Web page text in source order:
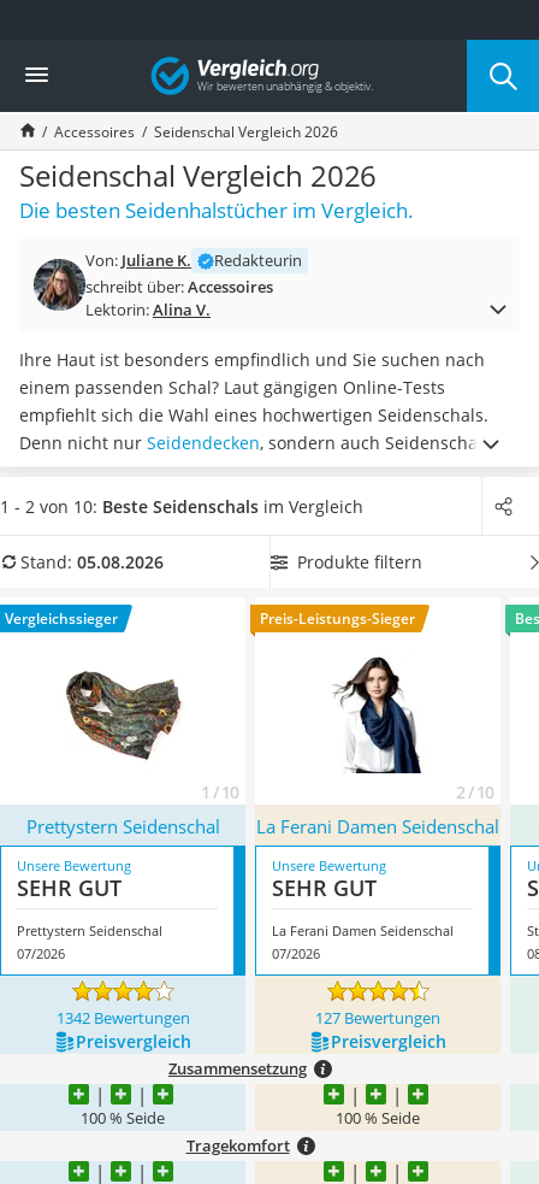
Die beliebtesten Vergleiche nach Kategorie
Mode
Boxershorts
Cellulite-Leggings
Herrensocken
Polarisierte Sonnenbrille
Hausschuhe Herren
Suunto-Uhr
Überzieh-Sonnenbrille
Sneaker Herren
Geldbörse Herren
Knirps-Regenschirm
Periodenunterwäsche
RFID-Schutzkarte
Motorradbrillen
Ausweishülle
Beheizbare Handschuhe
Gesundheitsschuhe
Vergleich
Accessoires Seidenschal Vergleich 2026
Seidenschal Vergleich 2026
Die besten Seidenhalstücher im Vergleich.
Von: Juliane K.
Redakteurin
schreibt über:Accessoires
Lektorin:Alina V.
Ihre Haut ist besonders empfindlich und Sie suchen nach
einem passenden Schal? Laut gängigen Online-Tests
empfiehlt sich die Wahl eines hochwertigen Seidenschals.
Denn nicht nur Seidendecken, sondern auch Seidenschals
sind besondersatmungsaktiv und lindern Hautreizungen.
Im Sommer dient der Schal als Sonnenschutz und im Winter
reiner Seideaus unserer Vergleichstabelle, damit Sie Ihrer
August 2026 besonders das ModellPrettystern Seidenschal
*
mit seinen Eigenschaften.
1 - 2 von 10: Beste Seidenschals im Vergleich
Stand: 05.08.2026 Produkte filtern
Vergleichssieger
1 / 10
Preis-Leistungs-Sieger
2 / 10
Prettystern Seidenschal La Ferani Damen Seidenschal
Unsere Bewertung
SEHR GUT
Prettystern Seidenschal
07/2026
Unsere Bewertung
SEHR GUT
La Ferani Damen Seidenschal
07/2026
1342 Bewertungen 127 Bewertungen
Preis­vergleich Preis­vergleich
Zusammensetzung
100 % Seide 100 % Seide
Tragekomfort